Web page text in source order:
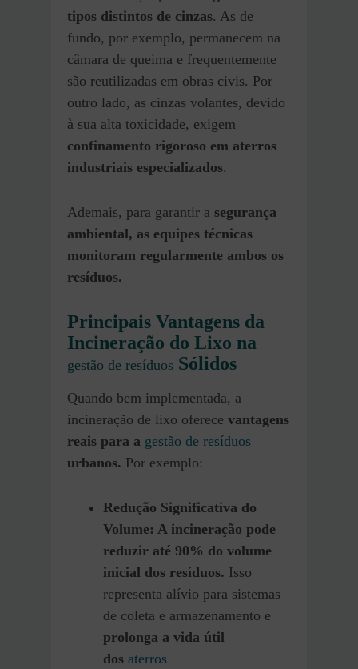
tipos distintos de cinzas. As de
fundo, por exemplo, permanecem na
câmara de queima e frequentemente
são reutilizadas em obras civis. Por
outro lado, as cinzas volantes, devido
à sua alta toxicidade, exigem
confinamento rigoroso em aterros
industriais especializados.
Ademais, para garantir a segurança
ambiental, as equipes técnicas
monitoram regularmente ambos os
resíduos.
Principais Vantagens da
Incineração do Lixo na
gestão de resíduos Sólidos
Quando bem implementada, a
incineração de lixo oferece vantagens
reais para a gestão de resíduos
urbanos. Por exemplo:
Redução Significativa do
Volume: A incineração pode
reduzir até 90% do volume
inicial dos resíduos. Isso
representa alívio para sistemas
de coleta e armazenamento e
prolonga a vida útil
dos aterros